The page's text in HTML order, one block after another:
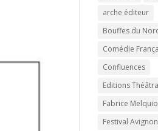
arche éditeur
Bouffes du
Comédie
Confluences
Editions
Fabrice
Festival Avignon